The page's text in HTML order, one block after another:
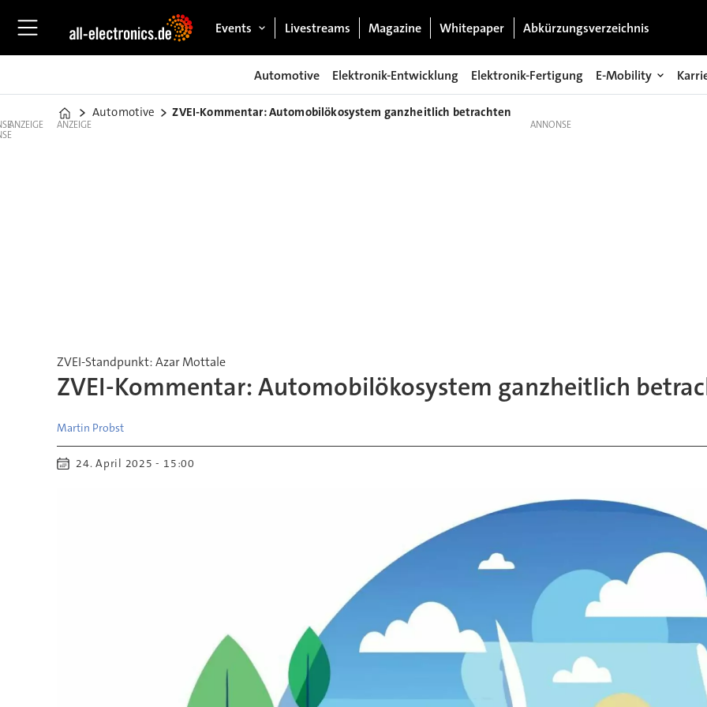
Events Livestreams Magazine Whitepaper Abkürzungsverzeichnis
Automotive Elektronik-Entwicklung Elektronik-Fertigung E-Mobility
Home
Automotive ZVEI-Kommentar: Automobilökosystem ganzheitlich betrachten
ANZEIGE ANZEIGE
ZVEI-Standpunkt: Azar Mottale
ZVEI-Kommentar: Automobilökosystem ganzheitlich
Martin Probst
24. April 2025 - 15:00